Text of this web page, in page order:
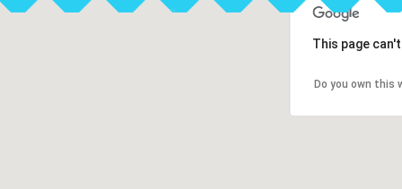
This page
Do you own this